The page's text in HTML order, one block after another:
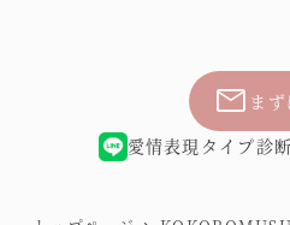
mail ま
愛情表現タイプ診